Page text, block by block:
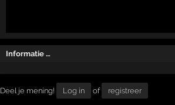
Informatie …
Deel je mening! Log in of registreer